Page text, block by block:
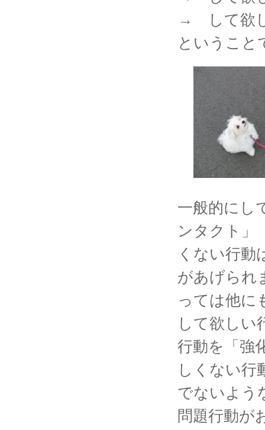
→ して欲
ということ
一般的にし
ンタクト」
くない行動
があげられ
っては他に
して欲しい
行動を「強
しくない行
でないよう
問題行動が